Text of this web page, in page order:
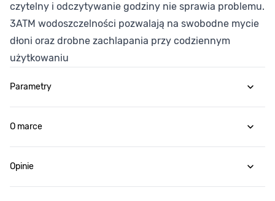
czytelny i odczytywanie godziny nie sprawia problemu.
3ATM wodoszczelności pozwalają na swobodne mycie
dłoni oraz drobne zachlapania przy codziennym
użytkowaniu
Parametry
O marce
Opinie